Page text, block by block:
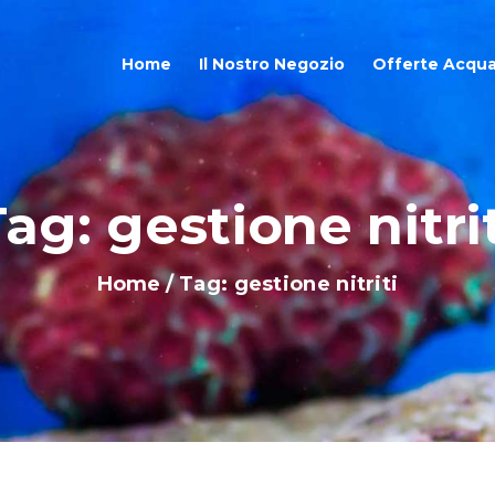
Home Il Nostro Negozio Offerte
gestione
Home Tag: gestione nitriti
NOSTRO NEGOZIO
ACQUARI
ONLINE